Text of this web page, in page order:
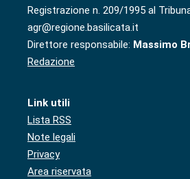
Registrazione n. 209/1995 al
agr@regione.basilicata.it
Direttore responsabile: Massimo
Redazione
Link utili
Lista RSS
Note legali
Privacy
Area riservata